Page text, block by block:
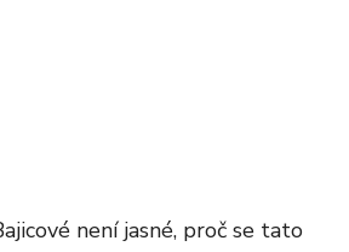
není jasné, proč se tato